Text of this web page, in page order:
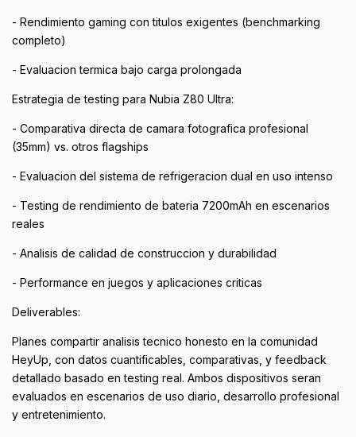
- Rendimiento gaming con titulos exigentes (benchmarking
completo)
- Evaluacion termica bajo carga prolongada
Estrategia de testing para Nubia Z80 Ultra:
- Comparativa directa de camara fotografica profesional
(35mm) vs. otros flagships
- Evaluacion del sistema de refrigeracion dual en uso intenso
- Testing de rendimiento de bateria 7200mAh en escenarios
reales
- Analisis de calidad de construccion y durabilidad
- Performance en juegos y aplicaciones criticas
Deliverables:
Planes compartir analisis tecnico honesto en la comunidad
HeyUp, con datos cuantificables, comparativas, y feedback
detallado basado en testing real. Ambos dispositivos seran
evaluados en escenarios de uso diario, desarrollo profesional
y entretenimiento.